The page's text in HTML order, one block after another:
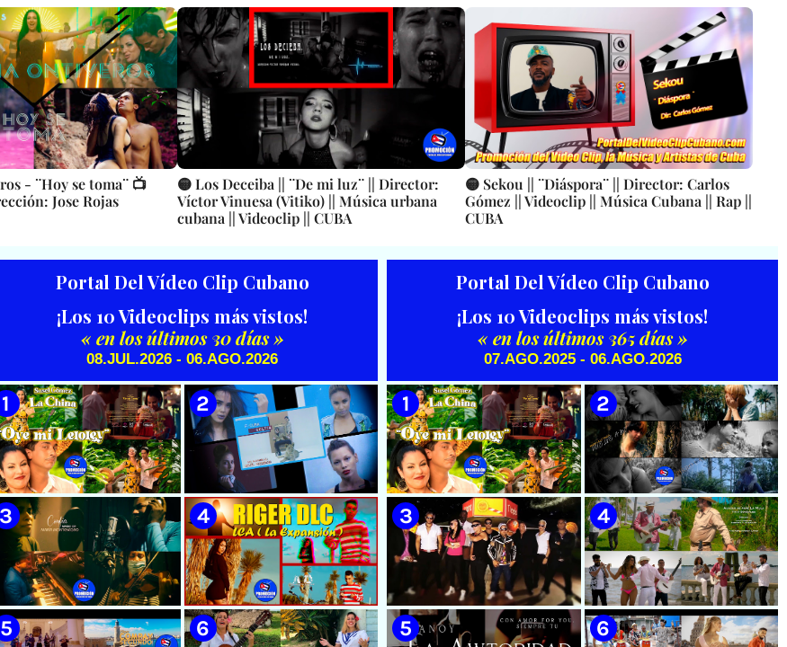
- ¨Hoy se toma¨ 📺
Jose Rojas
🟡 Los Deceiba || ¨De mi luz¨ || Director:
Víctor Vinuesa (Vitiko) || Música urbana
cubana || Videoclip || CUBA
🟡 Sekou || ¨Diáspora¨ || Director: Carlos
Gómez || Videoclip || Música Cubana || Rap ||
CUBA
Portal Del Vídeo Clip Cubano
¡Los 10 Videoclips más vistos!
« en los últimos 30 días »
08.JUL.2026 - 06.AGO.2026
🟡 Susel Gómez (La China) ||
¨Oye Mi Leloley¨ || Director:
Jesús Larralde González
|| Música popular bailable
cubana || Videoclip || CUBA
🟡 F-CUBA - ¨Solita¨ -
Videoclip - Director: Asiel
Babastro
Portal Del Vídeo Clip Cubano
¡Los 10 Videoclips más vistos!
« en los últimos 365 días »
07.AGO.2025 - 06.AGO.2026
🟡 Susel Gómez (La China) ||
¨Oye Mi Leloley¨ || Director:
Onelio Jesús Larralde González
|| Música popular bailable
cubana || Videoclip || CUBA
🟢 Pirro | ¨Vuelve a mi¨ |
Videoclip | Música Urbana
Cubana | Artistas Cubanos |
Canción | CUBA